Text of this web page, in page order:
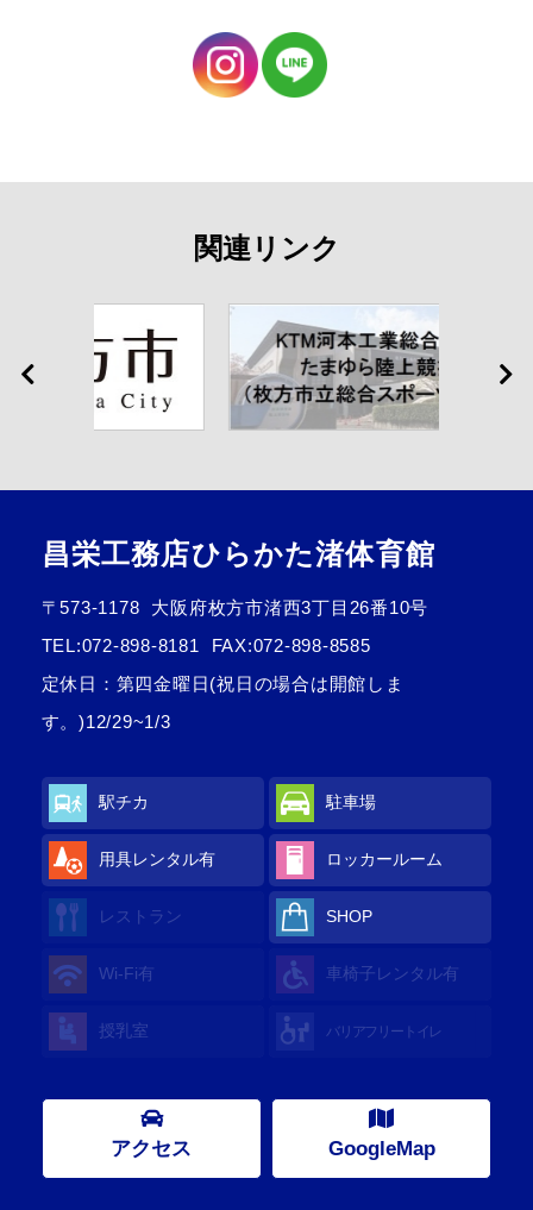
関連リンク
昌栄工務店ひらかた渚体育館
〒573-1178
大阪府枚方市渚西3丁目26番10号
TEL:072-898-8181
FAX:072-898-8585
定休日：第四金曜日(祝日の場合は開館しま
す。)12/29~1/3
駅チカ 駐車場
用具レンタル有 ロッカールーム
レストラン SHOP
Wi-Fi有 車椅子レンタル有
授乳室 バリアフリートイレ
アクセス GoogleMap